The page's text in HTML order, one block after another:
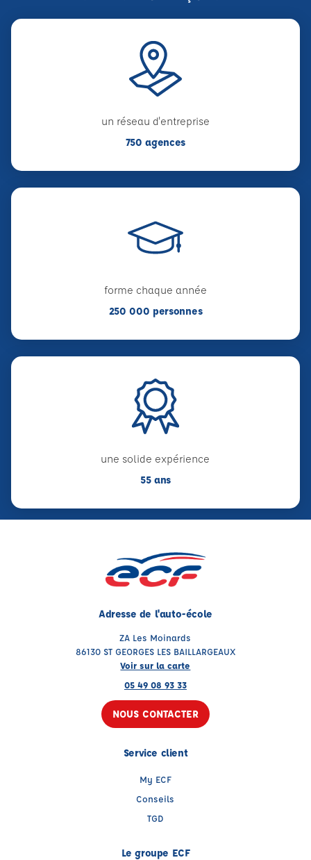
un réseau d'entreprise
750 agences
forme chaque année
250 000 personnes
une solide expérience
55 ans
Adresse de l'auto-école
ZA Les Moinards
86130 ST GEORGES LES BAILLARGEAUX
Voir sur la carte
05 49 08 93 33
NOUS CONTACTER
Service client
My ECF
Conseils
TGD
Le groupe ECF